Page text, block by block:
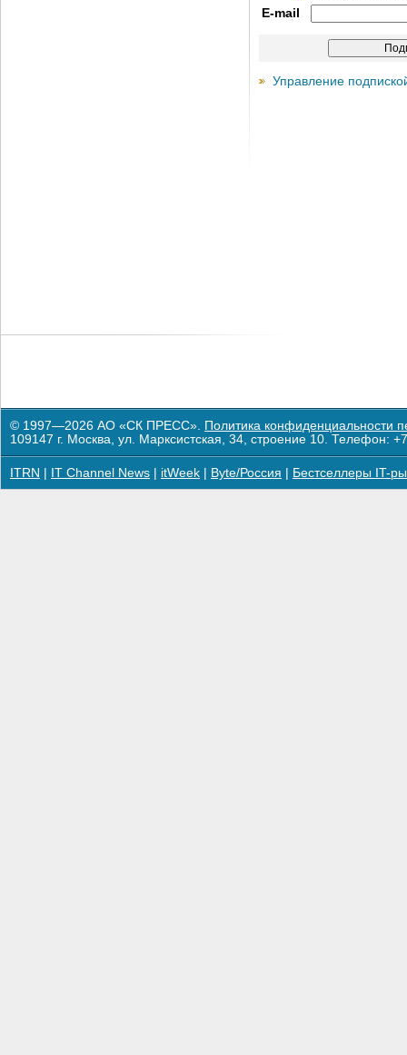
E-mail
Управление
© 1997—2026 АО «СК ПРЕСС». Политика конфиденциальности
109147 г. Москва, ул. Марксистская, 34, строение 10. Телефон:
ITRN IT Channel News itWeek Byte/Россия Бестселлеры IT-